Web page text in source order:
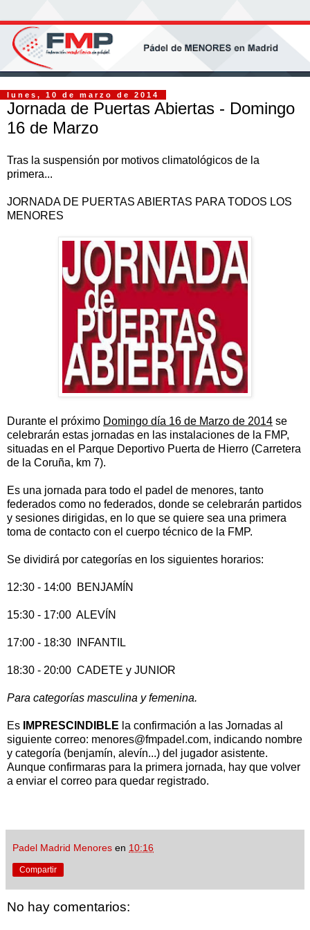
lunes, 10 de marzo de 2014
Jornada de Puertas Abiertas - Domingo
16 de Marzo
Tras la suspensión por motivos climatológicos de la
primera...
JORNADA DE PUERTAS ABIERTAS PARA TODOS LOS
MENORES
Durante el próximo Domingo día 16 de Marzo de 2014 se
celebrarán estas jornadas en las instalaciones de la FMP,
situadas en el Parque Deportivo Puerta de Hierro (Carretera
de la Coruña, km 7).
Es una jornada para todo el padel de menores, tanto
federados como no federados, donde se celebrarán partidos
y sesiones dirigidas, en lo que se quiere sea una primera
toma de contacto con el cuerpo técnico de la FMP.
Se dividirá por categorías en los siguientes horarios:
12:30 - 14:00 BENJAMÍN
15:30 - 17:00 ALEVÍN
17:00 - 18:30 INFANTIL
18:30 - 20:00 CADETE y JUNIOR
Para categorías masculina y femenina.
Es IMPRESCINDIBLE la confirmación a las Jornadas al
siguiente correo: menores@fmpadel.com, indicando nombre
y categoría (benjamín, alevín...) del jugador asistente.
Aunque confirmaras para la primera jornada, hay que volver
a enviar el correo para quedar registrado.
Padel Madrid Menores en 10:16
Compartir
No hay comentarios: